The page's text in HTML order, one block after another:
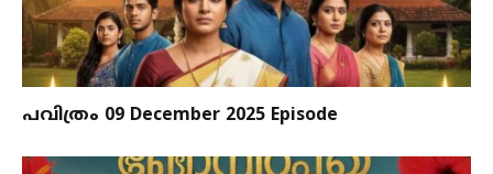
പവിത്രം 09 December 2025 Episode